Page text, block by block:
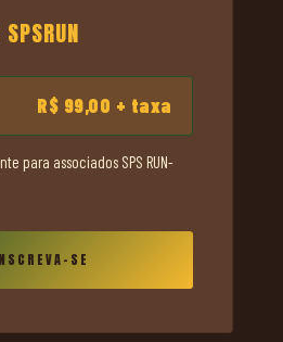
R$ 99,00 + taxa
para associados SPS RUN-
SE